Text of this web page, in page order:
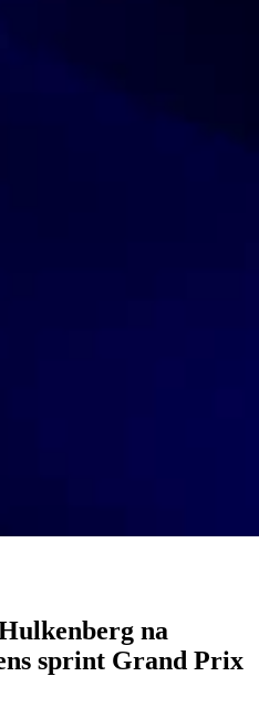
na
sprint Grand Prix